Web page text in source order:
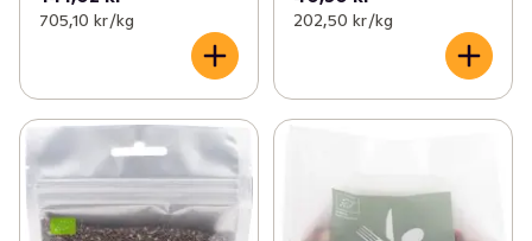
705,10 kr /kg 202,50 kr /kg